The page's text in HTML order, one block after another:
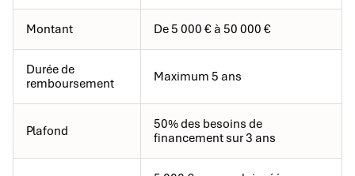
Montant De 5 000 € à 50 000 €
Durée de
remboursement
Maximum 5 ans
Plafond
50% des besoins de
financement sur 3 ans